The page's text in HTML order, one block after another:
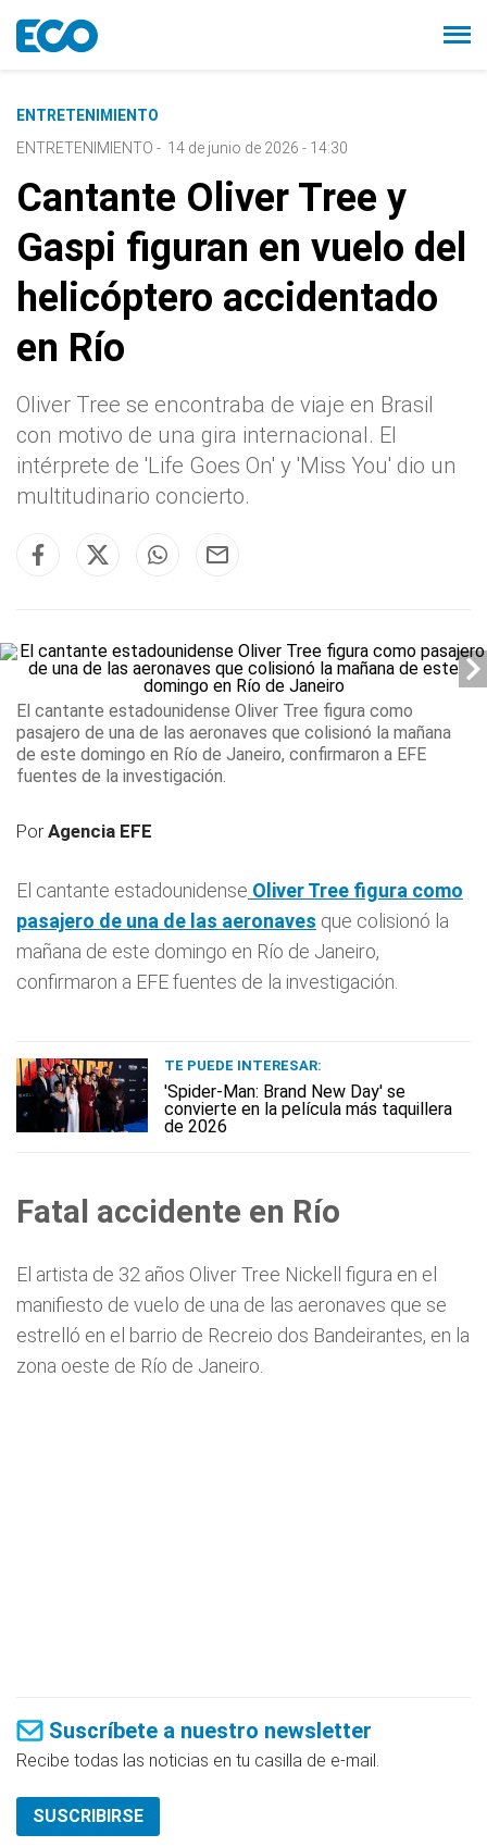
ENTRETENIMIENTO
ENTRETENIMIENTO - 14 de junio de 2026 - 14:30
Cantante Oliver Tree y
Gaspi figuran en vuelo del
helicóptero accidentado
en Río
Oliver Tree se encontraba de viaje en Brasil
con motivo de una gira internacional. El
intérprete de 'Life Goes On' y 'Miss You' dio un
multitudinario concierto.
El cantante estadounidense Oliver Tree figura como
pasajero de una de las aeronaves que colisionó la mañana
de este domingo en Río de Janeiro, confirmaron a EFE
fuentes de la investigación.
PorAgencia EFE
El cantante estadounidense Oliver Tree figura como
pasajero de una de las aeronaves que colisionó la
mañana de este domingo en Río de Janeiro,
confirmaron a EFE fuentes de la investigación.
TE PUEDE INTERESAR:
'Spider-Man: Brand New Day' se
convierte en la película más taquillera
de 2026
Fatal accidente en Río
El artista de 32 años Oliver Tree Nickell figura en el
manifiesto de vuelo de una de las aeronaves que se
estrelló en el barrio de Recreio dos Bandeirantes, en la
zona oeste de Río de Janeiro.
Suscríbete a nuestro newsletter
Recibe todas las noticias en tu casilla de e-mail.
SUSCRIBIRSE